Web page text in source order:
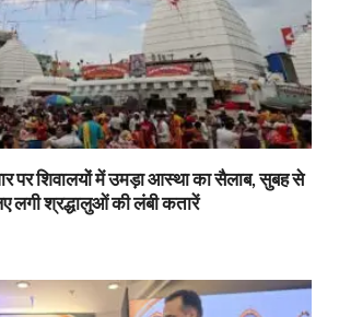
पर शिवालयों में उमड़ा आस्था का सैलाब, सुबह से
लगी श्रद्धालुओं की लंबी कतारें